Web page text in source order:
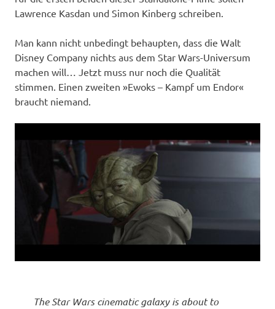
Lawrence Kasdan und Simon Kinberg schreiben.
Man kann nicht unbedingt behaupten, dass die Walt
Disney Company nichts aus dem Star Wars-Universum
machen will… Jetzt muss nur noch die Qualität
stimmen. Einen zweiten »Ewoks – Kampf um Endor«
braucht niemand.
The Star Wars cinematic galaxy is about to